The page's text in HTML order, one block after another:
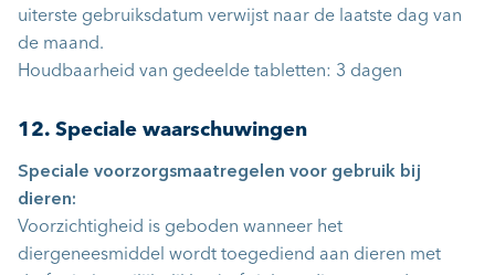
uiterste gebruiksdatum verwijst naar de laatste dag van
de maand.
Houdbaarheid van gedeelde tabletten: 3 dagen
12. Speciale waarschuwingen
Speciale voorzorgsmaatregelen voor gebruik bij
dieren:
Voorzichtigheid is geboden wanneer het
diergeneesmiddel wordt toegediend aan dieren met